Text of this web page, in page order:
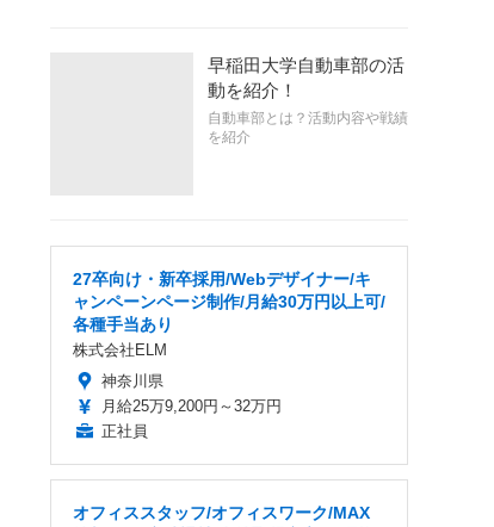
早稲田大学自動車部の活
動を紹介！
自動車部とは？活動内容や戦績
を紹介
27卒向け・新卒採用/Webデザイナー/キ
ャンペーンページ制作/月給30万円以上可/
各種手当あり
株式会社ELM
神奈川県
月給25万9,200円～32万円
正社員
オフィススタッフ/オフィスワーク/MAX